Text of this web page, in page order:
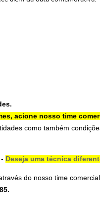
acione nosso time
como também
Deseja uma técnica
do nosso time
.